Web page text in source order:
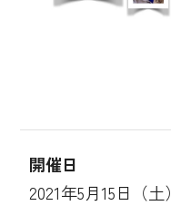
開催日
2021年5月15日（土）